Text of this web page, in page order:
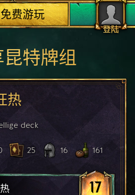
登陆
免费游玩
昆特牌组
热
deck
25 16 161
17